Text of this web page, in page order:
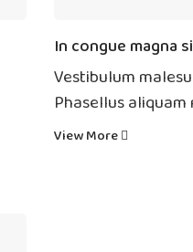
In congue magna
Vestibulum
Phasellus aliquam
View More